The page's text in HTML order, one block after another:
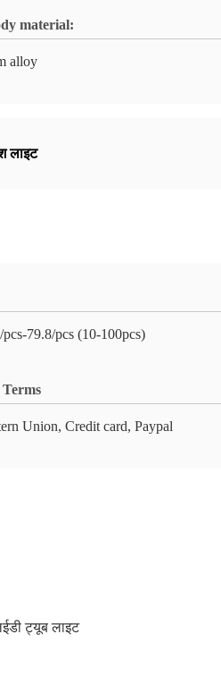
material:
alloy
लाइट
79.8/pcs (10-100pcs)
Union, Credit card, Paypal
ट्यूब लाइट